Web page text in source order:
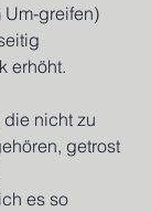
greifen)
erhöht.
nicht zu
getrost
es so